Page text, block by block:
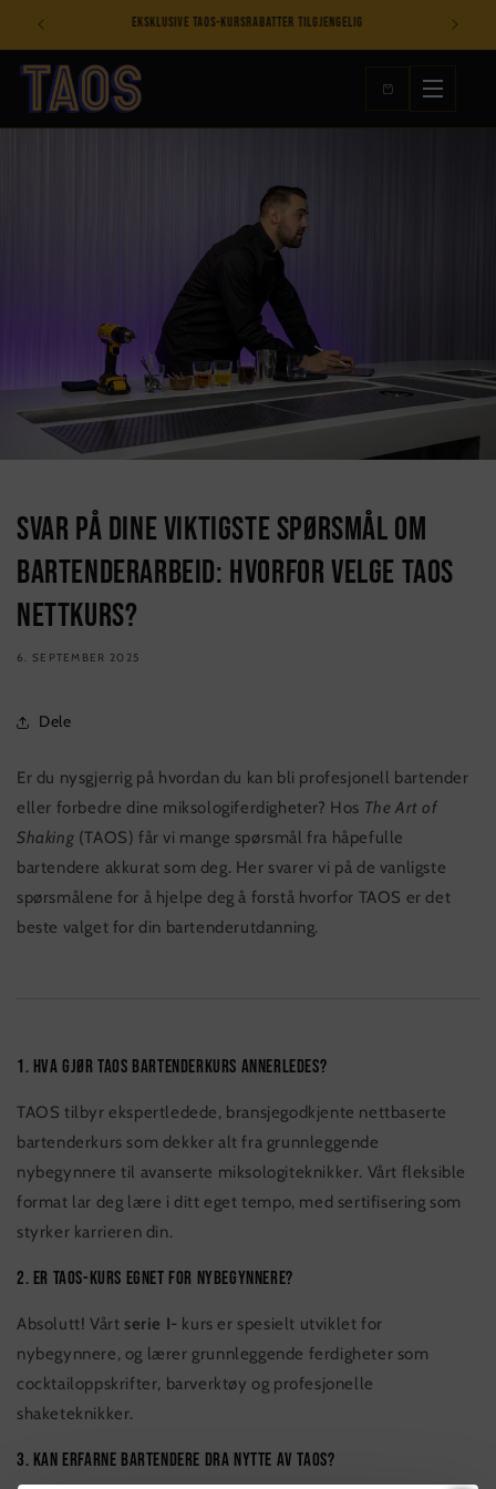
innhold
Spar på TAOS-pakker og all inclusive-tilgang
Svar på dine viktigste spørsmål om
bartenderarbeid: Hvorfor velge TAOS
nettkurs?
6. SEPTEMBER 2025
Dele
Er du nysgjerrig på hvordan du kan bli profesjonell bartender
eller forbedre dine miksologiferdigheter? Hos The Art of
Shaking (TAOS) får vi mange spørsmål fra håpefulle
bartendere akkurat som deg. Her svarer vi på de vanligste
spørsmålene for å hjelpe deg å forstå hvorfor TAOS er det
beste valget for din bartenderutdanning.
1. Hva gjør TAOS bartenderkurs annerledes?
TAOS tilbyr ekspertledede, bransjegodkjente nettbaserte
bartenderkurs som dekker alt fra grunnleggende
nybegynnere til avanserte miksologiteknikker. Vårt fleksible
format lar deg lære i ditt eget tempo, med sertifisering som
styrker karrieren din.
2. Er TAOS-kurs egnet for nybegynnere?
Absolutt! Vårt serie I- kurs er spesielt utviklet for
nybegynnere, og lærer grunnleggende ferdigheter som
cocktailoppskrifter, barverktøy og profesjonelle
shaketeknikker.
3. Kan erfarne bartendere dra nytte av TAOS?